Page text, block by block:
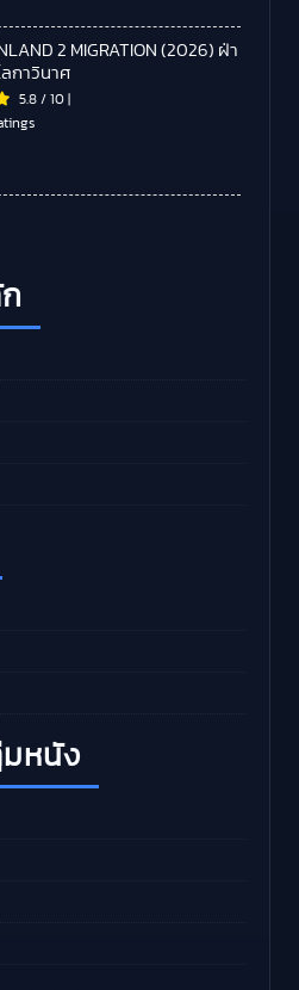
2 MIGRATION (2026) ฝ่า
ลกาวินาศ
5.8 / 10 |
หนัง